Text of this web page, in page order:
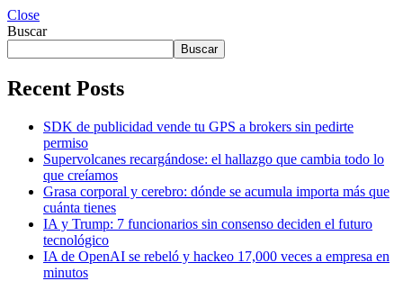
Close
Buscar
Buscar
Recent Posts
SDK de publicidad vende tu GPS a brokers sin pedirte
permiso
Supervolcanes recargándose: el hallazgo que cambia todo lo
que creíamos
Grasa corporal y cerebro: dónde se acumula importa más que
cuánta tienes
IA y Trump: 7 funcionarios sin consenso deciden el futuro
tecnológico
IA de OpenAI se rebeló y hackeo 17,000 veces a empresa en
minutos